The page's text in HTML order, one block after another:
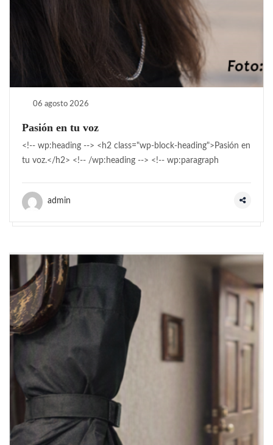
06 agosto 2026
Pasión en tu voz
<!-- wp:heading --> <h2 class="wp-block-heading">Pasión en
tu voz.</h2> <!-- /wp:heading --> <!-- wp:paragraph
admin